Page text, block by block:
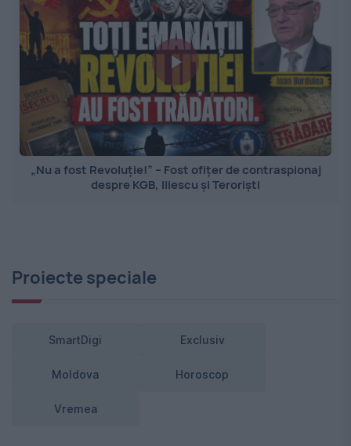
„Nu a fost Revoluție!” – Fost ofițer de contraspionaj
despre KGB, Iliescu și Teroriști
Proiecte speciale
SmartDigi Exclusiv
Moldova Horoscop
Vremea